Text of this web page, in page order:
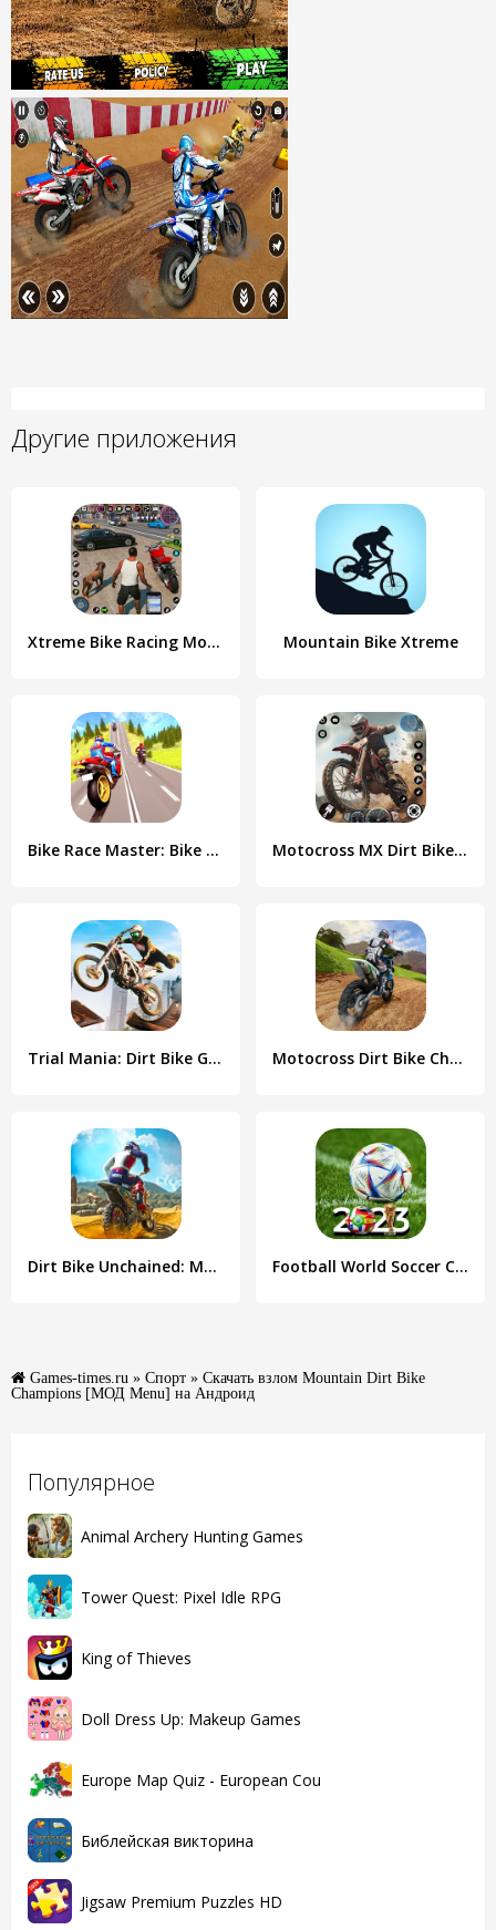
Популярное
Animal Archery Hunting Games
Tower Quest: Pixel Idle RPG
King of Thieves
Doll Dress Up: Makeup Games
Europe Map Quiz - European Cou
Библейская викторина
Jigsaw Premium Puzzles HD
Другие приложения
Xtreme Bike Racing Motor Tour Mountain Bike Xtreme
Bike Race Master: Bike Racing Motocross MX Dirt Bike Games
Trial Mania: Dirt Bike Games Motocross Dirt Bike Champions
Dirt Bike Unchained: MX Racing Football World Soccer Cup 2023
Games-times.ru » Спорт » Скачать взлом Mountain Dirt Bike
Champions [МОД Menu] на Андроид